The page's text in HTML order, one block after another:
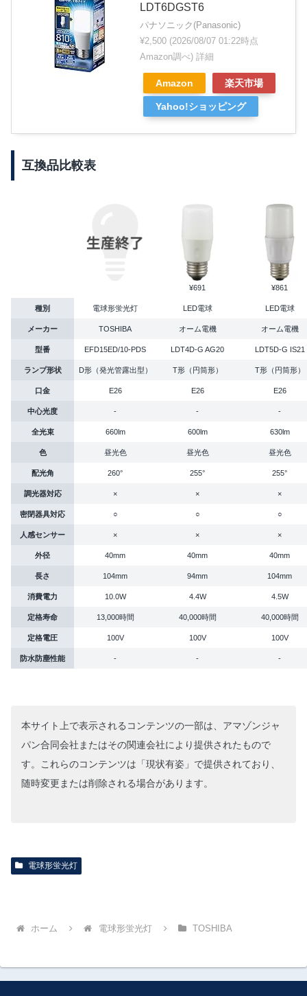
LDT6DGST6
パナソニック(Panasonic)
¥2,500 (2026/08/07 01:22時点
Amazon調べ) 詳細
Amazon 楽天市場
Yahoo!ショッピング
互換品比較表
¥691 ¥861
種別 電球形蛍光灯 LED電球 LED電球
メーカー TOSHIBA オーム電機 オーム電機
型番 EFD15ED/10-PDS LDT4D-G AG20 LDT5D-G IS21
ランプ形状 D形（発光管露出型） T形（円筒形） T形（円筒形）
口金 E26 E26 E26
中心光度 - - -
全光束 660lm 600lm 630lm
色 昼光色 昼光色 昼光色
配光角 260° 255° 255°
調光器対応 × × ×
密閉器具対応 ○ ○ ○
人感センサー × × ×
外径 40mm 40mm 40mm
長さ 104mm 94mm 104mm
消費電力 10.0W 4.4W 4.5W
定格寿命 13,000時間 40,000時間 40,000時間
定格電圧 100V 100V 100V
防水防塵性能 - - -
本サイト上で表示されるコンテンツの一部は、アマゾンジャ
パン合同会社またはその関連会社により提供されたもので
す。これらのコンテンツは「現状有姿」で提供されており、
随時変更または削除される場合があります。
電球形蛍光灯
ホーム 電球形蛍光灯 TOSHIBA